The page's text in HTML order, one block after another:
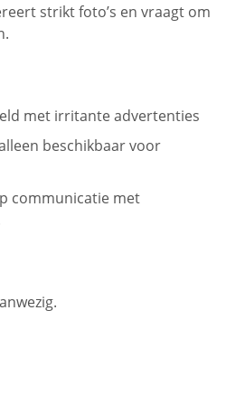
strikt foto’s en vraagt om
met irritante advertenties
beschikbaar voor
communicatie met